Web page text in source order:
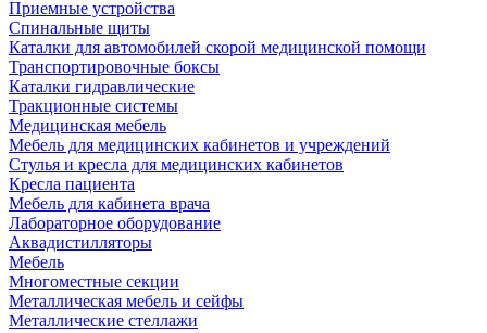
Приемные устройства
Спинальные щиты
Каталки для автомобилей скорой медицинской помощи
Транспортировочные боксы
Каталки гидравлические
Тракционные системы
Медицинская мебель
Мебель для медицинских кабинетов и учреждений
Стулья и кресла для медицинских кабинетов
Кресла пациента
Мебель для кабинета врача
Лабораторное оборудование
Аквадистилляторы
Мебель
Многоместные секции
Металлическая мебель и сейфы
Металлические стеллажи